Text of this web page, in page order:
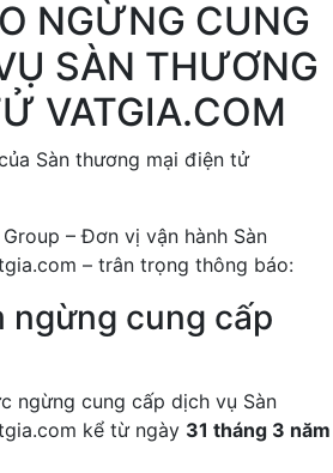
NGỪNG CUNG
SÀN THƯƠNG
VATGIA.COM
– Đơn vị vận hành Sàn
– trân trọng thông báo:
cung cấp
ngừng cung cấp dịch vụ Sàn